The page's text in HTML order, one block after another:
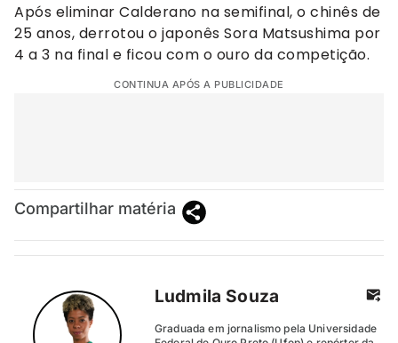
Após eliminar Calderano na semifinal, o chinês de
25 anos, derrotou o japonês Sora Matsushima por
4 a 3 na final e ficou com o ouro da competição.
CONTINUA APÓS A PUBLICIDADE
Compartilhar matéria
Ludmila Souza
Graduada em jornalismo pela Universidade